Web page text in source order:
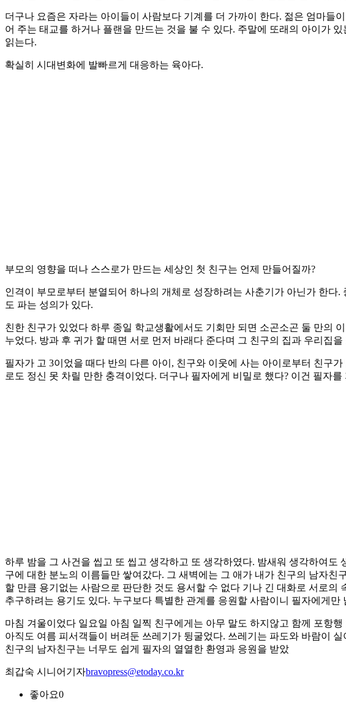
더구나 요즘은 자라는 아이들이 사람보다 기계를 더 가까이 한다. 젊은 엄마들
어 주는 태교를 하거나 플랜을 만드는 것을 불 수 있다. 주말에 또래의 아이가
읽는다.
확실히 시대변화에 발빠르게 대응하는 육아다.
부모의 영향을 떠나 스스로가 만드는 세상인 첫 친구는 언제 만들어질까?
인격이 부모로부터 분열되어 하나의 개체로 성장하려는 사춘기가 아닌가 한
도 파는 성의가 있다.
친한 친구가 있었다 하루 종일 학교생활에서도 기회만 되면 소곤소곤 둘 만의
누었다. 방과 후 귀가 할 때면 서로 먼저 바래다 준다며 그 친구의 집과 우리집
필자가 고 3이었을 때다 반의 다른 아이, 친구와 이웃에 사는 아이로부터 친구
로도 정신 못 차릴 만한 충격이었다. 더구나 필자에게 비밀로 했다? 이건 필자
하루 밤을 그 사건을 씹고 또 씹고 생각하고 또 생각하였다. 밤새워 생각하여
구에 대한 분노의 이름들만 쌓여갔다. 그 새벽에는 그 애가 내가 친구의 남자
할 만큼 용기없는 사람으로 판단한 것도 용서할 수 없다 기나 긴 대화로 서로
추구하려는 용기도 있다. 누구보다 특별한 관계를 응원할 사람이니 필자에게
마침 겨울이었다 일요일 아침 일찍 친구에게는 아무 말도 하지않고 함께 포항
아직도 여름 피서객들이 버려둔 쓰레기가 뒹굴었다. 쓰레기는 파도와 바람이
친구의 남자친구는 너무도 쉽게 필자의 열열한 환영과 응원을 받았
최갑숙 시니어기자bravopress@etoday.co.kr
좋아요0